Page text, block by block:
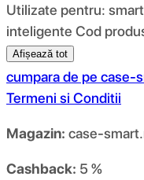
Utilizate pentru:
inteligente Cod
Afișează tot
cumpara de pe case-
Termeni si Conditii
Magazin: case-
Cashback: 5 %